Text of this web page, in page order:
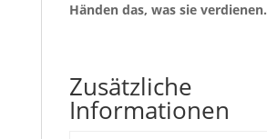
Händen das, was sie verdienen.
Zusätzliche
Informationen